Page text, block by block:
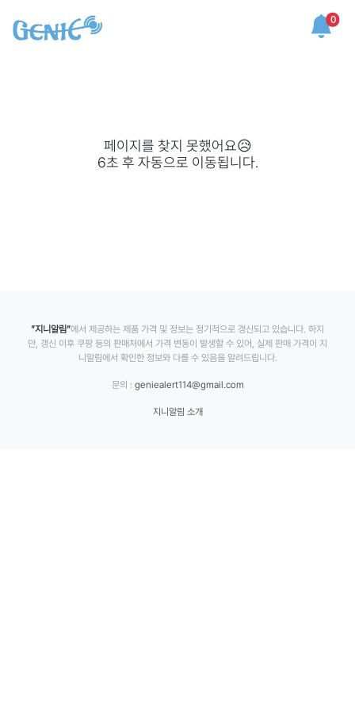
0
페이지를 찾지 못했어요😥
6초 후 자동으로 이동됩니다.
”지니알림”에서 제공하는 제품 가격 및 정보는 정기적으로 갱신되고 있습니다. 하지
만, 갱신 이후 쿠팡 등의 판매처에서 가격 변동이 발생할 수 있어, 실제 판매 가격이 지
니알림에서 확인한 정보와 다를 수 있음을 알려드립니다.
문의 : geniealert114@gmail.com
지니알림 소개